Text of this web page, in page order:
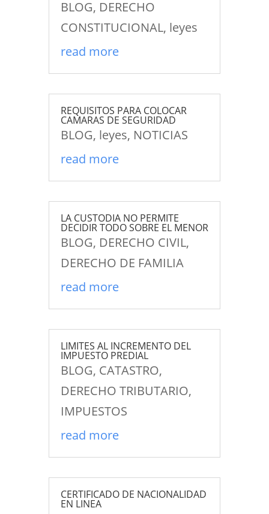
BLOG, DERECHO
CONSTITUCIONAL, leyes
read more
REQUISITOS PARA COLOCAR
CAMARAS DE SEGURIDAD
BLOG, leyes, NOTICIAS
read more
LA CUSTODIA NO PERMITE
DECIDIR TODO SOBRE EL MENOR
BLOG, DERECHO CIVIL,
DERECHO DE FAMILIA
read more
LIMITES AL INCREMENTO DEL
IMPUESTO PREDIAL
BLOG, CATASTRO,
DERECHO TRIBUTARIO,
IMPUESTOS
read more
CERTIFICADO DE NACIONALIDAD
EN LINEA